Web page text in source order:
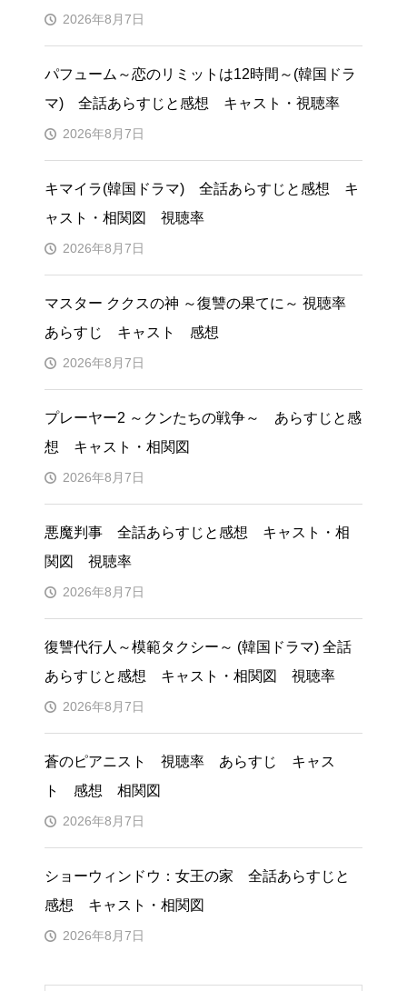
2026年8月7日
パフューム～恋のリミットは12時間～(韓国ドラ
マ) 全話あらすじと感想 キャスト・視聴率
2026年8月7日
キマイラ(韓国ドラマ) 全話あらすじと感想 キ
ャスト・相関図 視聴率
2026年8月7日
マスター ククスの神 ～復讐の果てに～ 視聴率
あらすじ キャスト 感想
2026年8月7日
プレーヤー2 ～クンたちの戦争～ あらすじと感
想 キャスト・相関図
2026年8月7日
悪魔判事 全話あらすじと感想 キャスト・相
関図 視聴率
2026年8月7日
復讐代行人～模範タクシー～ (韓国ドラマ) 全話
あらすじと感想 キャスト・相関図 視聴率
2026年8月7日
蒼のピアニスト 視聴率 あらすじ キャス
ト 感想 相関図
2026年8月7日
ショーウィンドウ：女王の家 全話あらすじと
感想 キャスト・相関図
2026年8月7日